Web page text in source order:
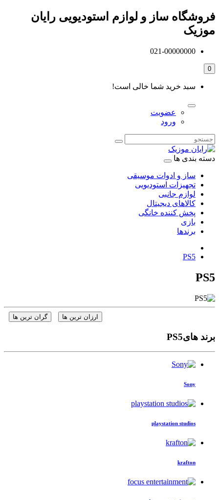
فروشگاه ساز و لوازم استودیویی رایان
موزیک
021-00000000
0
سبد خرید شما خالی است!
عضویت
ورود
دسته بندی ها
ساز و ادوات موسیقی
تجهیزات استودیویی
لوازم جانبی
کالاهای دیجیتال
پخش کننده خانگی
بازی
برندها
PS5
PS5
ارزان ترین ها گران ترین ها
برند هایPS5
Sony
playstation studios
krafton